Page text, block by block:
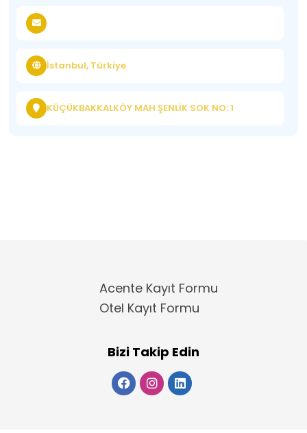
İstanbul, Türkiye
KÜÇÜKBAKKALKÖY MAH ŞENLİK SOK NO: 1
Acente Kayıt Formu
Otel Kayıt Formu
Bizi Takip Edin